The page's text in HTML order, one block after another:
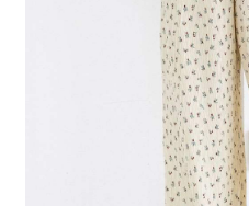
2.基於同意付款使用「大哥付你分期
資料（包含姓名、電話或地址）提供
由本公司與您本人進行分期帳單所需
3.完整用戶服務條款，請詳閱以下連
※ 交易是否成功請以「AFTEE先享後
是否繳費成功／繳費後需取消欲退款
https://
１．透過由恩沛科技股份有限公司提
易，需依本服務之必要範圍內提供個
權轉讓予恩沛科技股份有限公司。
２．關於個人資料處理事宜，請瀏覽
３．未成年的使用者請事先徵得法定
每筆NT$80，滿NT$1,500(含以上)
每筆NT$80，滿NT$1,500(含以上)